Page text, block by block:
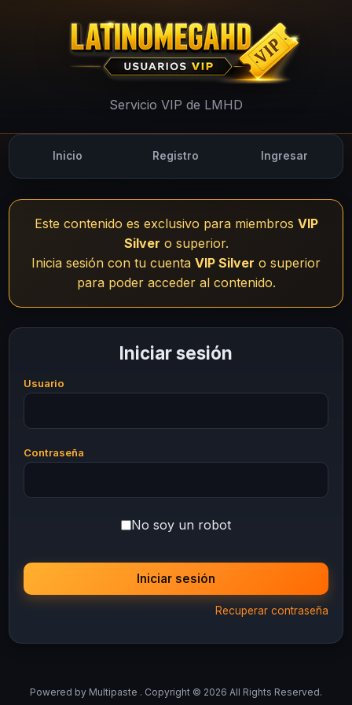
UsuariosVIP - LMHD
Servicio VIP de LMHD
Inicio Registro Ingresar
Este contenido es exclusivo para miembros VIP
Silver o superior.
Inicia sesión con tu cuenta VIP Silver o superior
para poder acceder al contenido.
Iniciar sesión
Usuario
Contraseña
No soy un robot
Iniciar sesión
Recuperar contraseña
Powered by Multipaste . Copyright © 2026 All Rights Reserved.